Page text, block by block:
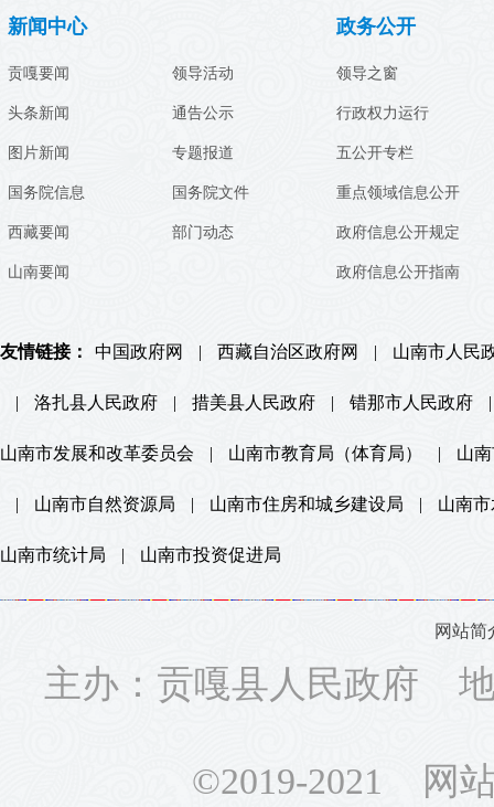
新闻中心
贡嘎要闻
头条新闻
图片新闻
国务院信息
西藏要闻
山南要闻
领导活动
通告公示
专题报道
国务院文件
部门动态
政务公开
领导之窗
行政权力运行
五公开专栏
重点领域信息公开
政府信息公开规定
政府信息公开指南
友情链接： 中国政府网 | 西藏自治区政府网 | 山南市人民
| 洛扎县人民政府 | 措美县人民政府 | 错那市人民政府 |
山南市发展和改革委员会 | 山南市教育局（体育局） | 山
| 山南市自然资源局 | 山南市住房和城乡建设局 | 山南
山南市统计局 | 山南市投资促进局
网站简
主办：贡嘎县人民政府
©2019-2021 网